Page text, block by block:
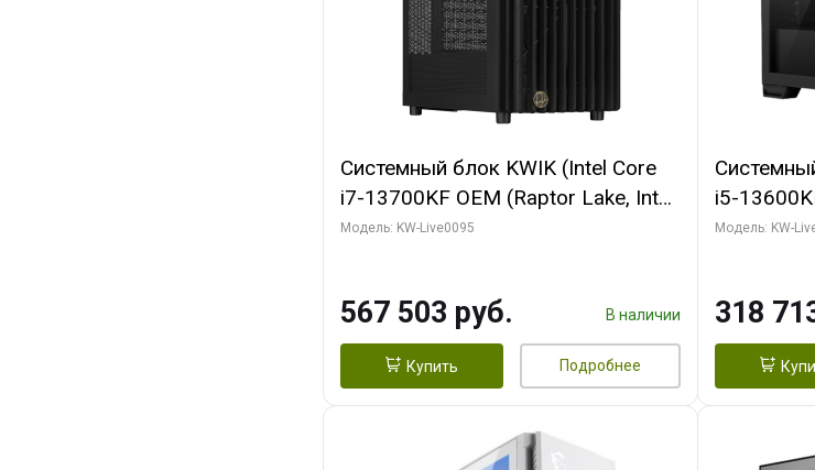
Системный блок KWIK (Intel Core
i7-13700KF OEM (Raptor Lake, Intel
7, C16 8EC/8PC/ 32 ГБ ОЗУ (2
Turbo/ 512 ГБ SSD)
Модель: KW-Live0095
567 503 руб. В наличии
Купить Подробнее
i5-
7, C14
SSD)
Модель: KW-
318